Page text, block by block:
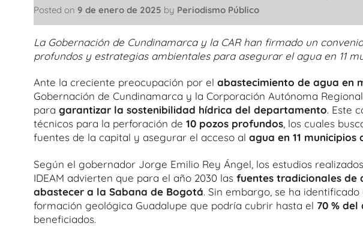
Posted on 9 de enero de 2025 by Periodismo Público
La Gobernación de Cundinamarca y la CAR han firmado un
profundos y estrategias ambientales para asegurar el agua en 11
Ante la creciente preocupación por el abastecimiento de agua en
Gobernación de Cundinamarca y la Corporación Autónoma
para garantizar la sostenibilidad hídrica del departamento. Este
técnicos para la perforación de 10 pozos profundos, los cuales
fuentes de la capital y asegurar el acceso al agua en 11 municipios
Según el gobernador Jorge Emilio Rey Ángel, los estudios
IDEAM advierten que para el año 2030 las fuentes tradicionales de
abastecer a la Sabana de Bogotá. Sin embargo, se ha
formación geológica Guadalupe que podría cubrir hasta el 70 % del
beneficiados.